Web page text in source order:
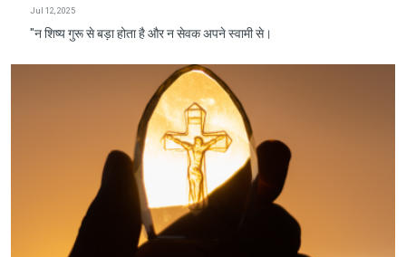
Jul 12, 2025
"न शिष्य गुरू से बड़ा होता है और न सेवक अपने स्वामी से।